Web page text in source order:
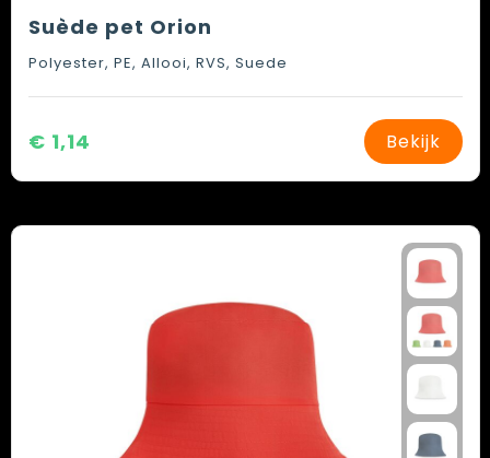
Suède pet Orion
Polyester, PE, Allooi, RVS, Suede
€ 1,14 Bekijk